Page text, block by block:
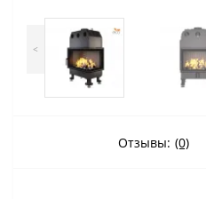
<
Отзывы: (0)